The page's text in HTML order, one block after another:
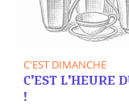
C'EST DIMANCHE
C’EST L’HEURE
!